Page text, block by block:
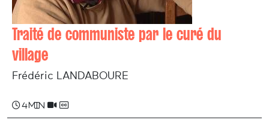
Traité de communiste par le curé du
village
Frédéric LANDABOURE
4 min